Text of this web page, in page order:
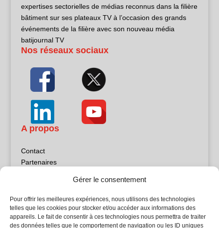
Gérer le consentement
Pour offrir les meilleures expériences, nous utilisons des technologies
telles que les cookies pour stocker et/ou accéder aux informations des
appareils. Le fait de consentir à ces technologies nous permettra de traiter
des données telles que le comportement de navigation ou les ID uniques
expertises sectorielles de médias reconnus dans la filière
bâtiment sur ses plateaux TV à l’occasion des grands
événements de la filière avec son nouveau média
batijournal TV
Nos réseaux sociaux
A propos
Contact
Partenaires
Politique de confidentialité
Sites partenaires